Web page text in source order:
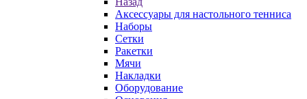
Аксессуары для настольного тенниса
Наборы
Сетки
Ракетки
Мячи
Накладки
Оборудование